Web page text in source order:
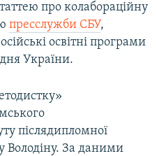
про колабораційну
пресслужби СБУ,
освітні програми
України.
післядипломної
Володіну. За даними